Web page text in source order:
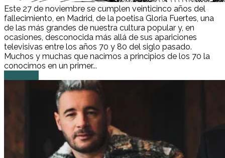
Este 27 de noviembre se cumplen veinticinco años del
fallecimiento, en Madrid, de la poetisa Gloria Fuertes, una
de las más grandes de nuestra cultura popular y, en
ocasiones, desconocida más allá de sus apariciones
televisivas entre los años 70 y 80 del siglo pasado.
Muchos y muchas que nacimos a principios de los 70 la
conocimos en un primer...